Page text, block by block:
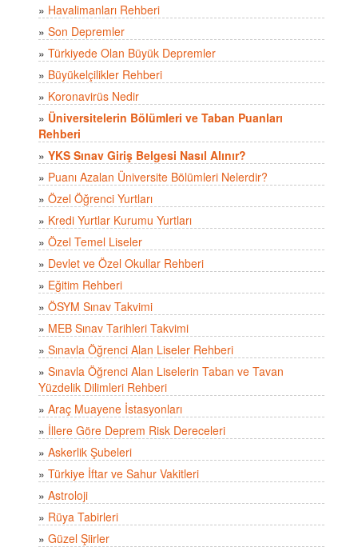
» Havalimanları Rehberi
» Son Depremler
» Türkiyede Olan Büyük Depremler
» Büyükelçilikler Rehberi
» Koronavirüs Nedir
» Üniversitelerin Bölümleri ve Taban Puanları
Rehberi
» YKS Sınav Giriş Belgesi Nasıl Alınır?
» Puanı Azalan Üniversite Bölümleri Nelerdir?
» Özel Öğrenci Yurtları
» Kredi Yurtlar Kurumu Yurtları
» Özel Temel Liseler
» Devlet ve Özel Okullar Rehberi
» Eğitim Rehberi
» ÖSYM Sınav Takvimi
» MEB Sınav Tarihleri Takvimi
» Sınavla Öğrenci Alan Liseler Rehberi
» Sınavla Öğrenci Alan Liselerin Taban ve Tavan
Yüzdelik Dilimleri Rehberi
» Araç Muayene İstasyonları
» İllere Göre Deprem Risk Dereceleri
» Askerlik Şubeleri
» Türkiye İftar ve Sahur Vakitleri
» Astroloji
» Rüya Tabirleri
» Güzel Şiirler